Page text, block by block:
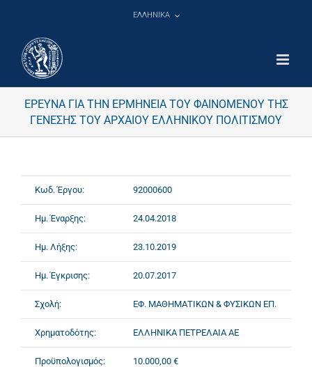
ΕΛΛΗΝΙΚΑ
ΕΡΕΥΝΑ ΓΙΑ ΤΗΝ ΕΡΜΗΝΕΙΑ ΤΟΥ ΦΑΙΝΟΜΕΝΟΥ ΤΗΣ
ΓΕΝΕΣΗΣ ΤΟΥ ΑΡΧΑΙΟΥ ΕΛΛΗΝΙΚΟΥ ΠΟΛΙΤΙΣΜΟΥ
Κωδ. Έργου: 92000600
Ημ. Έναρξης: 24.04.2018
Ημ. Λήξης: 23.10.2019
Ημ. Έγκρισης: 20.07.2017
Σχολή: ΕΦ. ΜΑΘΗΜΑΤΙΚΩΝ & ΦΥΣΙΚΩΝ ΕΠ.
Χρηματοδότης: ΕΛΛΗΝΙΚΑ ΠΕΤΡΕΛΑΙΑ ΑΕ
Προϋπολογισμός: 10.000,00 €